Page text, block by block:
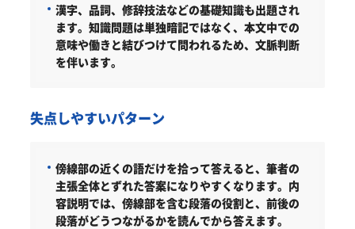
漢字、品詞、修辞技法などの基礎知識も出題され
ます。知識問題は単独暗記ではなく、本文中での
意味や働きと結びつけて問われるため、文脈判断
を伴います。
失点しやすいパターン
傍線部の近くの語だけを拾って答えると、筆者の
主張全体とずれた答案になりやすくなります。内
容説明では、傍線部を含む段落の役割と、前後の
段落がどうつながるかを読んでから答えます。